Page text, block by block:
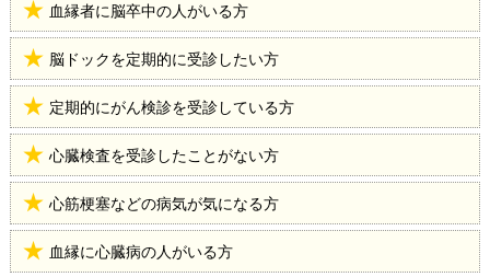
血縁者に脳卒中の人がいる方
脳ドックを定期的に受診したい方
定期的にがん検診を受診している方
心臓検査を受診したことがない方
心筋梗塞などの病気が気になる方
血縁に心臓病の人がいる方